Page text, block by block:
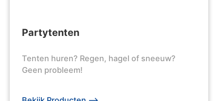
Partytenten
Tenten huren? Regen, hagel of sneeuw?
Geen probleem!